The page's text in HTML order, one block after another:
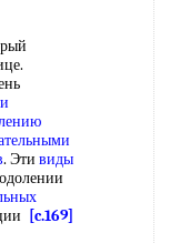
. Эти виды
[c.169]